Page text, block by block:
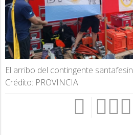
El arribo del contingente
Crédito: PROVINCIA